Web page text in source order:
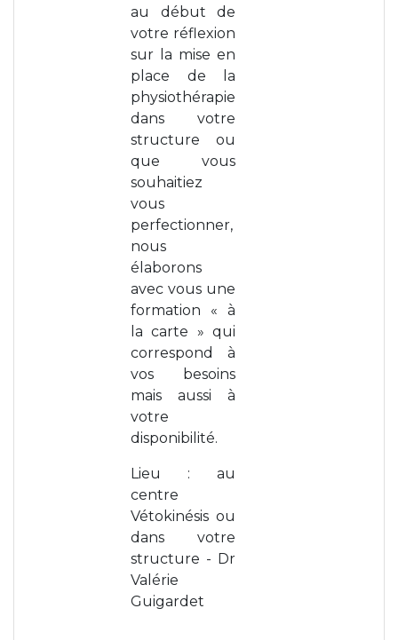
au début de
votre réflexion
sur la mise en
place de la
physiothérapie
dans votre
structure ou
que vous
souhaitiez
vous
perfectionner,
nous
élaborons
avec vous une
formation « à
la carte » qui
correspond à
vos besoins
mais aussi à
votre
disponibilité.
Lieu : au
centre
Vétokinésis ou
dans votre
structure - Dr
Valérie
Guigardet